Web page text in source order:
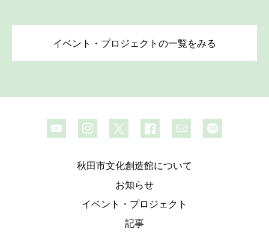
イベント・プロジェクトの一覧をみる
秋田市文化創造館について
お知らせ
イベント・プロジェクト
記事